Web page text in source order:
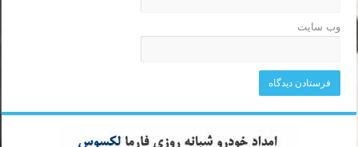
وب‌ سایت